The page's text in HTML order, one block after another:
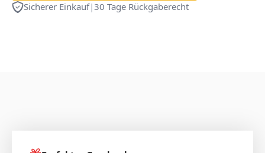
Sicherer Einkauf|30 Tage Rückgaberecht